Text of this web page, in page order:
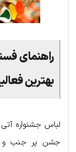
راهنمای
بهترین
لباس جشنواره
جشن پر جنب و